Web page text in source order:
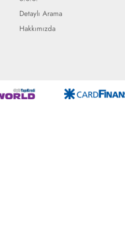
Detaylı Arama
Hakkımızda